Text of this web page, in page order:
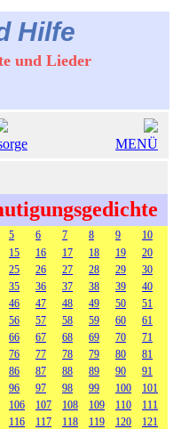
Hilfe
und Lieder
MENÜ
5 6 7 8 9
10
15 16 17 18 19
20
25 26 27 28 29
30
35 36 37 38 39
40
46 47 48 49 50
51
56 57 58 59 60
61
66 67 68 69 70
71
76 77 78 79 80
81
86 87 88 89 90
91
96 97 98 99 100
101
106 107 108 109 110
111
116 117 118 119 120
121